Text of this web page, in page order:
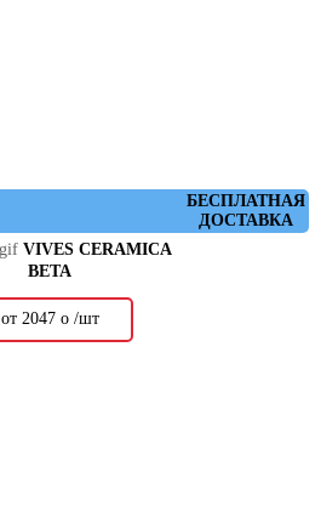
БЕСПЛАТНАЯ
ДОСТАВКА
VIVES CERAMICA
BETA
от 2047 о/шт